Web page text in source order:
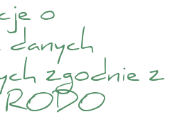
o
zgodnie z